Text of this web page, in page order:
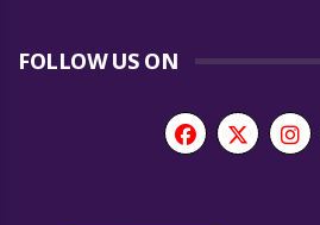
FOLLOW US ON